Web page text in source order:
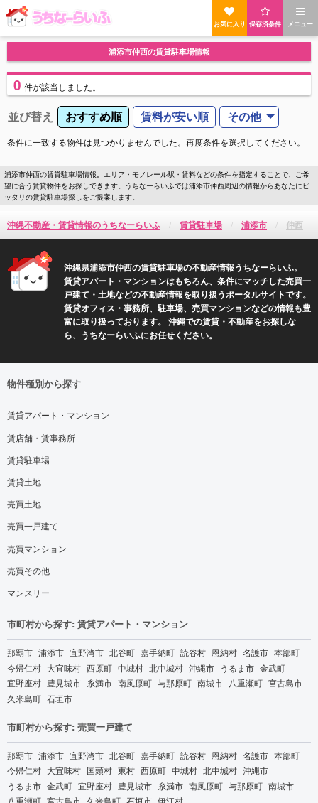
メニュー
保存済条件
お気に入り
浦添市仲西の賃貸駐車場情報
0 件が該当しました。
並び替え おすすめ順 賃料が安い順 その他
条件に一致する物件は見つかりませんでした。再度条件を選択してください。
浦添市仲西の賃貸駐車場情報。エリア・モノレール駅・賃料などの条件を指定することで、ご希
望に合う賃貸物件をお探しできます。うちなーらいふでは浦添市仲西周辺の情報からあなたにピ
ッタリの賃貸駐車場探しをご提案します。
沖縄不動産・賃貸情報のうちなーらいふ 賃貸駐車場 浦添市 仲西
沖縄県浦添市仲西の賃貸駐車場の不動産情報うちなーらいふ。
賃貸アパート・マンションはもちろん、条件にマッチした売買一
戸建て・土地などの不動産情報を取り扱うポータルサイトです。
賃貸オフィス・事務所、駐車場、売買マンションなどの情報も豊
富に取り扱っております。 沖縄での賃貸・不動産をお探しな
ら、うちなーらいふにお任せください。
物件種別から探す
賃貸アパート・マンション
賃店舗・賃事務所
賃貸駐車場
賃貸土地
売買土地
売買一戸建て
売買マンション
売買その他
マンスリー
市町村から探す: 賃貸アパート・マンション
那覇市 浦添市 宜野湾市 北谷町 嘉手納町 読谷村 恩納村 名護市 本部町
今帰仁村 大宜味村 西原町 中城村 北中城村 沖縄市 うるま市 金武町
宜野座村 豊見城市 糸満市 南風原町 与那原町 南城市 八重瀬町 宮古島市
久米島町 石垣市
市町村から探す: 売買一戸建て
那覇市 浦添市 宜野湾市 北谷町 嘉手納町 読谷村 恩納村 名護市 本部町
今帰仁村 大宜味村 国頭村 東村 西原町 中城村 北中城村 沖縄市
うるま市 金武町 宜野座村 豊見城市 糸満市 南風原町 与那原町 南城市